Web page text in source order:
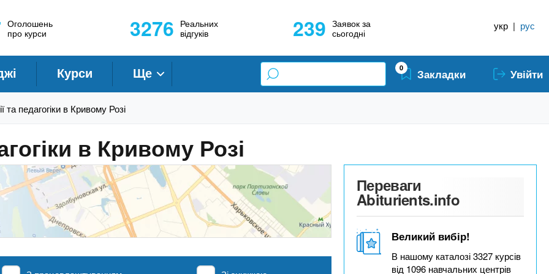
Оголошень
про курси
3276 Реальних
відгуків
239 Заявок за
сьогодні
укр | рус
Курси Ще 0 Закладки Увійти
та педагогіки в Кривому Розі
в Кривому Розі
Переваги
Abiturients.info
Великий вибір!
В нашому каталозі 3327 курсів
від 1096 навчальних центрів